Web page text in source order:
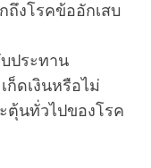
ถึงโรคข้ออักเสบ
ประทาน
ก็ดเงินหรือไม่
ตุ้นทั่วไปของโรค